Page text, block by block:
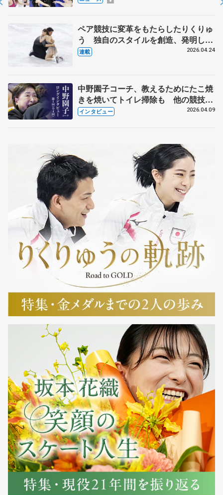
ペア競技に変革をもたらしたりくりゅ
う 独自のスタイルを創造、発明した
【引退発表後②】
連載 2026.04.24
中野園子コーチ、教えるためにたこ焼
きを焼いてトイレ掃除も 他の競技に
も通用するという坂本花織の筋肉
インタビュー 2026.04.09